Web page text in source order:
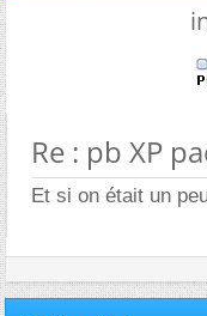
Re : pb XP
Et si on était un